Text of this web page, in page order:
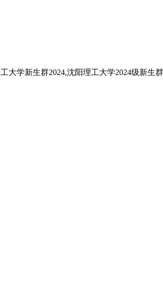
学新生群2024,沈阳理工大学2024级新生